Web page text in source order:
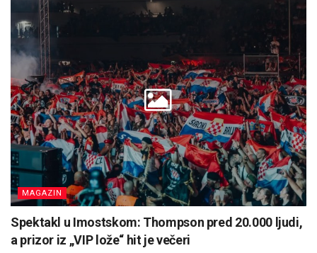
MAGAZIN
Spektakl u Imostskom: Thompson pred 20.000 ljudi,
a prizor iz „VIP lože“ hit je večeri